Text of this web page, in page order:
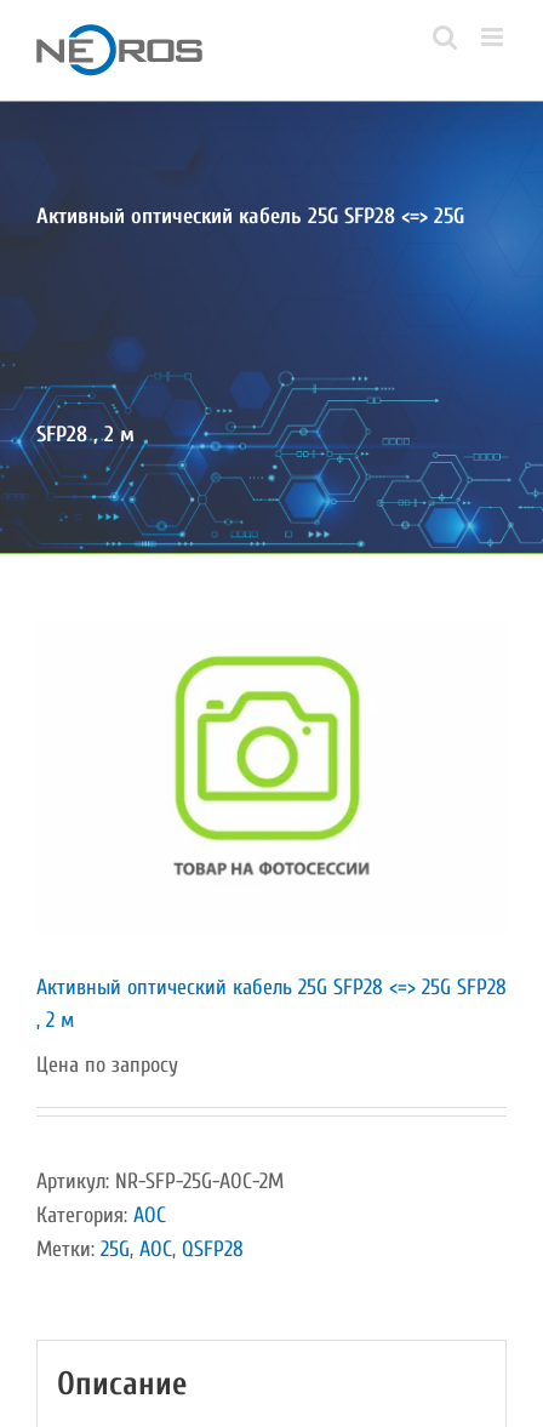
Активный оптический кабель 25G SFP28 <=> 25G
SFP28 , 2 м
Активный оптический кабель 25G SFP28 <=> 25G SFP28
, 2 м
Цена по запросу
Артикул: NR-SFP-25G-AOC-2M
Категория: AOC
Метки: 25G, AOC, QSFP28
Описание